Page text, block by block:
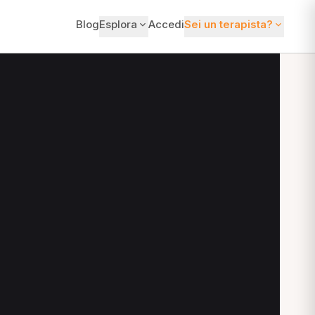
BlogEsplora AccediSei un terapista?